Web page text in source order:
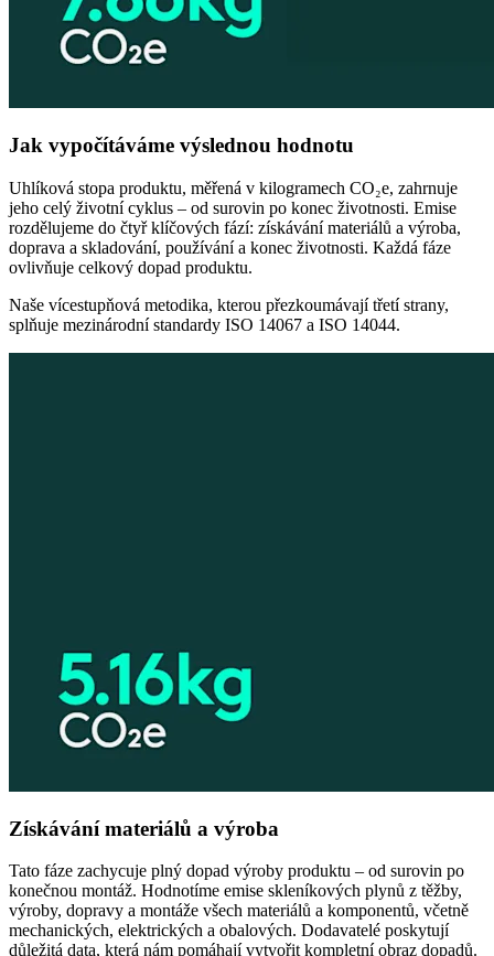
Jak vypočítáváme výslednou hodnotu
Uhlíková stopa produktu, měřená v kilogramech CO₂e, zahrnuje
jeho celý životní cyklus – od surovin po konec životnosti. Emise
rozdělujeme do čtyř klíčových fází: získávání materiálů a výroba,
doprava a skladování, používání a konec životnosti. Každá fáze
ovlivňuje celkový dopad produktu.
Naše vícestupňová metodika, kterou přezkoumávají třetí strany,
splňuje mezinárodní standardy ISO 14067 a ISO 14044.
Získávání materiálů a výroba
Tato fáze zachycuje plný dopad výroby produktu – od surovin po
konečnou montáž. Hodnotíme emise skleníkových plynů z těžby,
výroby, dopravy a montáže všech materiálů a komponentů, včetně
mechanických, elektrických a obalových. Dodavatelé poskytují
důležitá data, která nám pomáhají vytvořit kompletní obraz dopadů.